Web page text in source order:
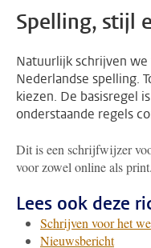
Spelling, stijl
Natuurlijk schrijven we
Nederlandse spelling.
kiezen. De basisregel
onderstaande regels
Dit is een schrijfwijzer
voor zowel online als print.
Lees ook deze
Schrijven voor het
Nieuwsbericht